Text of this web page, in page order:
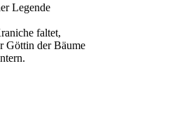
Legende
faltet,
Göttin der Bäume